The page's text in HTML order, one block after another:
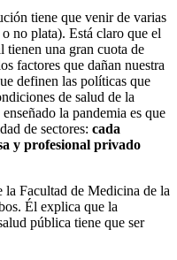
tiene que venir de varias
no plata). Está claro que el
tienen una gran cuota de
factores que dañan nuestra
definen las políticas que
de salud de la
la pandemia es que
de sectores: cada
y profesional privado
Facultad de Medicina de la
Él explica que la
pública tiene que ser